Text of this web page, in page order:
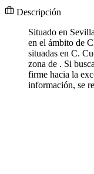
Descripción
Situado en
en el ámbito de
situadas en C.
zona de . Si
firme hacia la
información, se